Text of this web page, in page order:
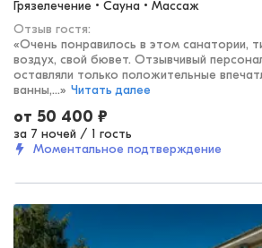
Грязелечение • Сауна • Массаж
Отзыв гостя:
«Очень понравилось в этом санатории,
воздух, свой бювет. Отзывчивый
оставляли только положительные
ванны,...» Читать далее
от 50 400 ₽
за 7 ночей / 1 гость
Моментальное подтверждение